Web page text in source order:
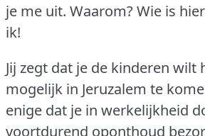
je me uit. Waarom?Wie is
ik!
Jij zegt dat je de kinderen wilt
mogelijk in Jeruzalem te
enige dat je in werkelijkheid
voortdurend oponthoud